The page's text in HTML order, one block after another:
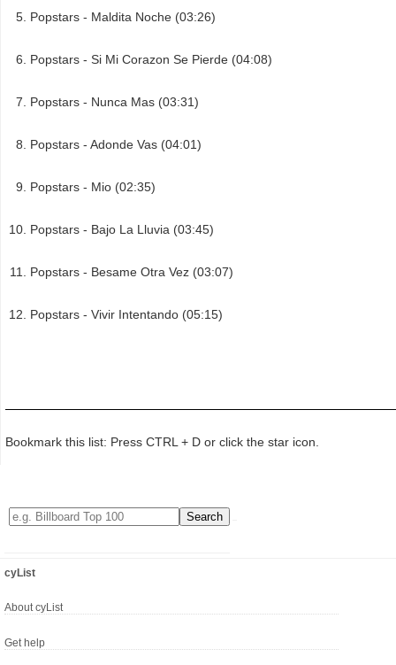
Popstars - Maldita Noche (03:26)
Popstars - Si Mi Corazon Se Pierde (04:08)
Popstars - Nunca Mas (03:31)
Popstars - Adonde Vas (04:01)
Popstars - Mio (02:35)
Popstars - Bajo La Lluvia (03:45)
Popstars - Besame Otra Vez (03:07)
Popstars - Vivir Intentando (05:15)
Bookmark this list: Press CTRL + D or click the star icon.
cyList
About cyList
Get help